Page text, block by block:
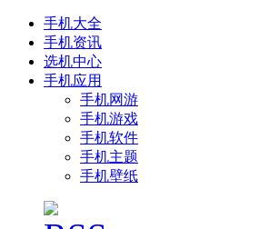
手机大全
手机资讯
选机中心
手机应用
手机网游
手机游戏
手机软件
手机主题
手机壁纸